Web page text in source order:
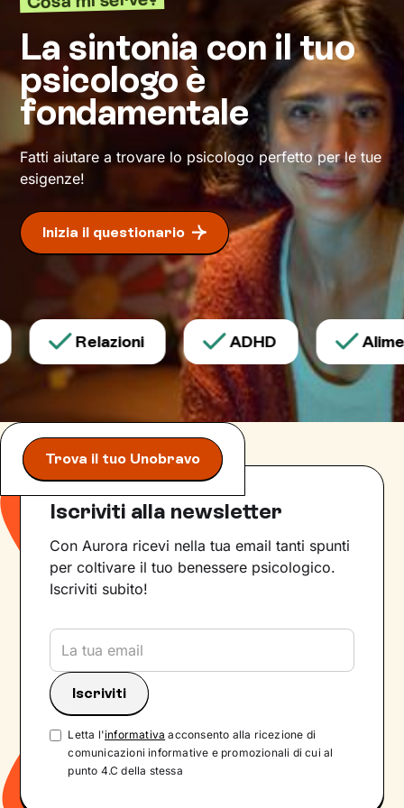
Attraversotecniche ed esercizi specifici, scelti
in base ai tuoi valori e bisogni, potrai
ristrutturare quelle modalità di pensiero e
azione che finora ti hanno limitato. Io resterò al
tuo fianco per spronarti e sostenerti, e
cammineremo insieme verso la meta: il tuo
La sintonia con il tuo
psicologo è
fondamentale
Fatti aiutare a trovare lo psicologo perfetto per le tue
esigenze!
Inizia il questionario
Relazioni ADHD
Trova il tuo Unobravo
Iscriviti alla newsletter
Con Aurora ricevi nella tua email tanti spunti
per coltivare il tuo benessere psicologico.
Iscriviti subito!
Letta l'informativa acconsento alla ricezione di
comunicazioni informative e promozionali di cui al
punto 4.C della stessa